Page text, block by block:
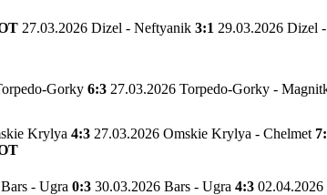
27.03.2026 Dizel - Neftyanik 3:1 29.03.2026 Dizel
Gorky 6:3 27.03.2026 Torpedo-Gorky -
Krylya 4:3 27.03.2026 Omskie Krylya - Chelmet
- Ugra 0:3 30.03.2026 Bars - Ugra 4:3